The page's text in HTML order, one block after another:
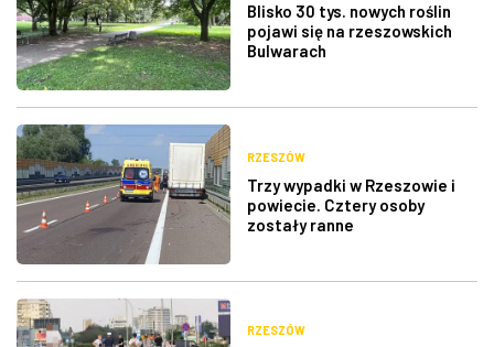
Blisko 30 tys. nowych roślin
pojawi się na rzeszowskich
Bulwarach
RZESZÓW
Trzy wypadki w Rzeszowie i
powiecie. Cztery osoby
zostały ranne
RZESZÓW